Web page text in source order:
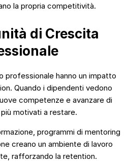
la propria competitività.
di Crescita
professionale hanno un impatto
Quando i dipendenti vedono
competenze e avanzare di
motivati a restare.
programmi di mentoring
creano un ambiente di lavoro
rafforzando la retention.